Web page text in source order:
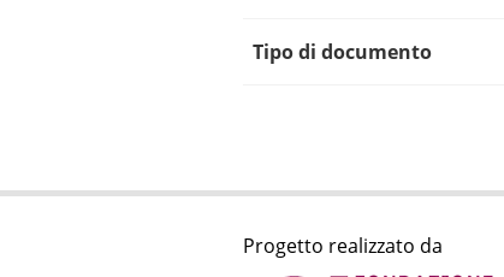
Tipo di documento
Progetto realizzato da